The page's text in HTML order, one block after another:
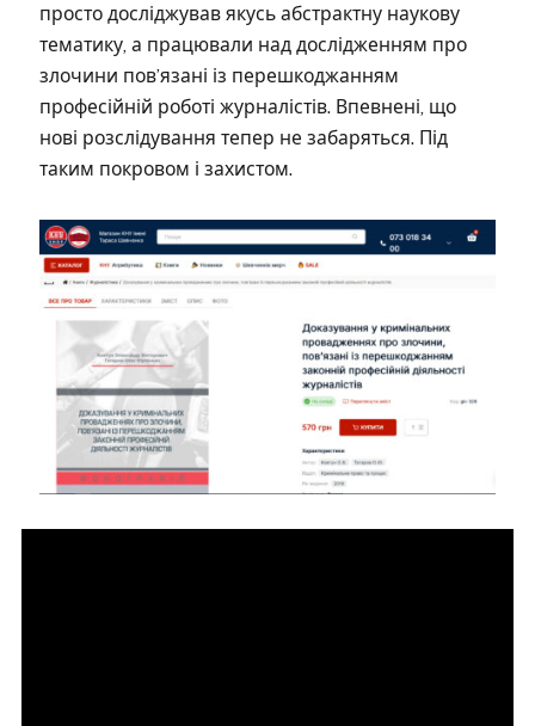
просто досліджував якусь абстрактну наукову
тематику, а працювали над дослідженням про
злочини пов’язані із перешкоджанням
професійній роботі журналістів. Впевнені, що
нові розслідування тепер не забаряться. Під
таким покровом і захистом.